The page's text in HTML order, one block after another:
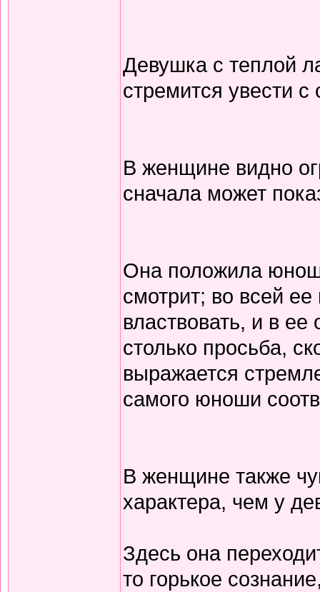
Девушка с теплой
стремится увести
В женщине видно
сначала может
Она положила
смотрит; во всей ее
властвовать, и в
столько просьба,
выражается
самого юноши
В женщине также
характера, чем у
Здесь она
то горькое